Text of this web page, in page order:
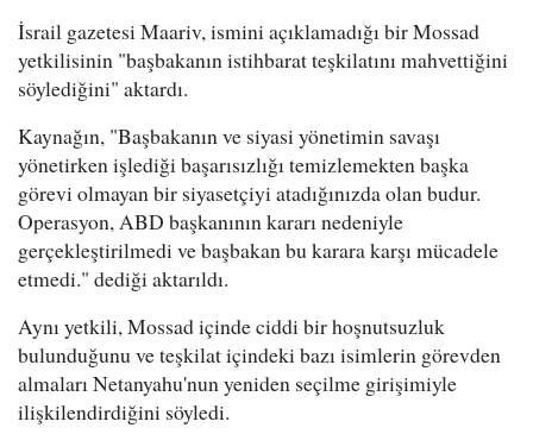
İsrail gazetesi Maariv, ismini açıklamadığı bir Mossad
yetkilisinin "başbakanın istihbarat teşkilatını mahvettiğini
söylediğini" aktardı.
Kaynağın, "Başbakanın ve siyasi yönetimin savaşı
yönetirken işlediği başarısızlığı temizlemekten başka
görevi olmayan bir siyasetçiyi atadığınızda olan budur.
Operasyon, ABD başkanının kararı nedeniyle
gerçekleştirilmedi ve başbakan bu karara karşı mücadele
etmedi." dediği aktarıldı.
Aynı yetkili, Mossad içinde ciddi bir hoşnutsuzluk
bulunduğunu ve teşkilat içindeki bazı isimlerin görevden
almaları Netanyahu'nun yeniden seçilme girişimiyle
ilişkilendirdiğini söyledi.